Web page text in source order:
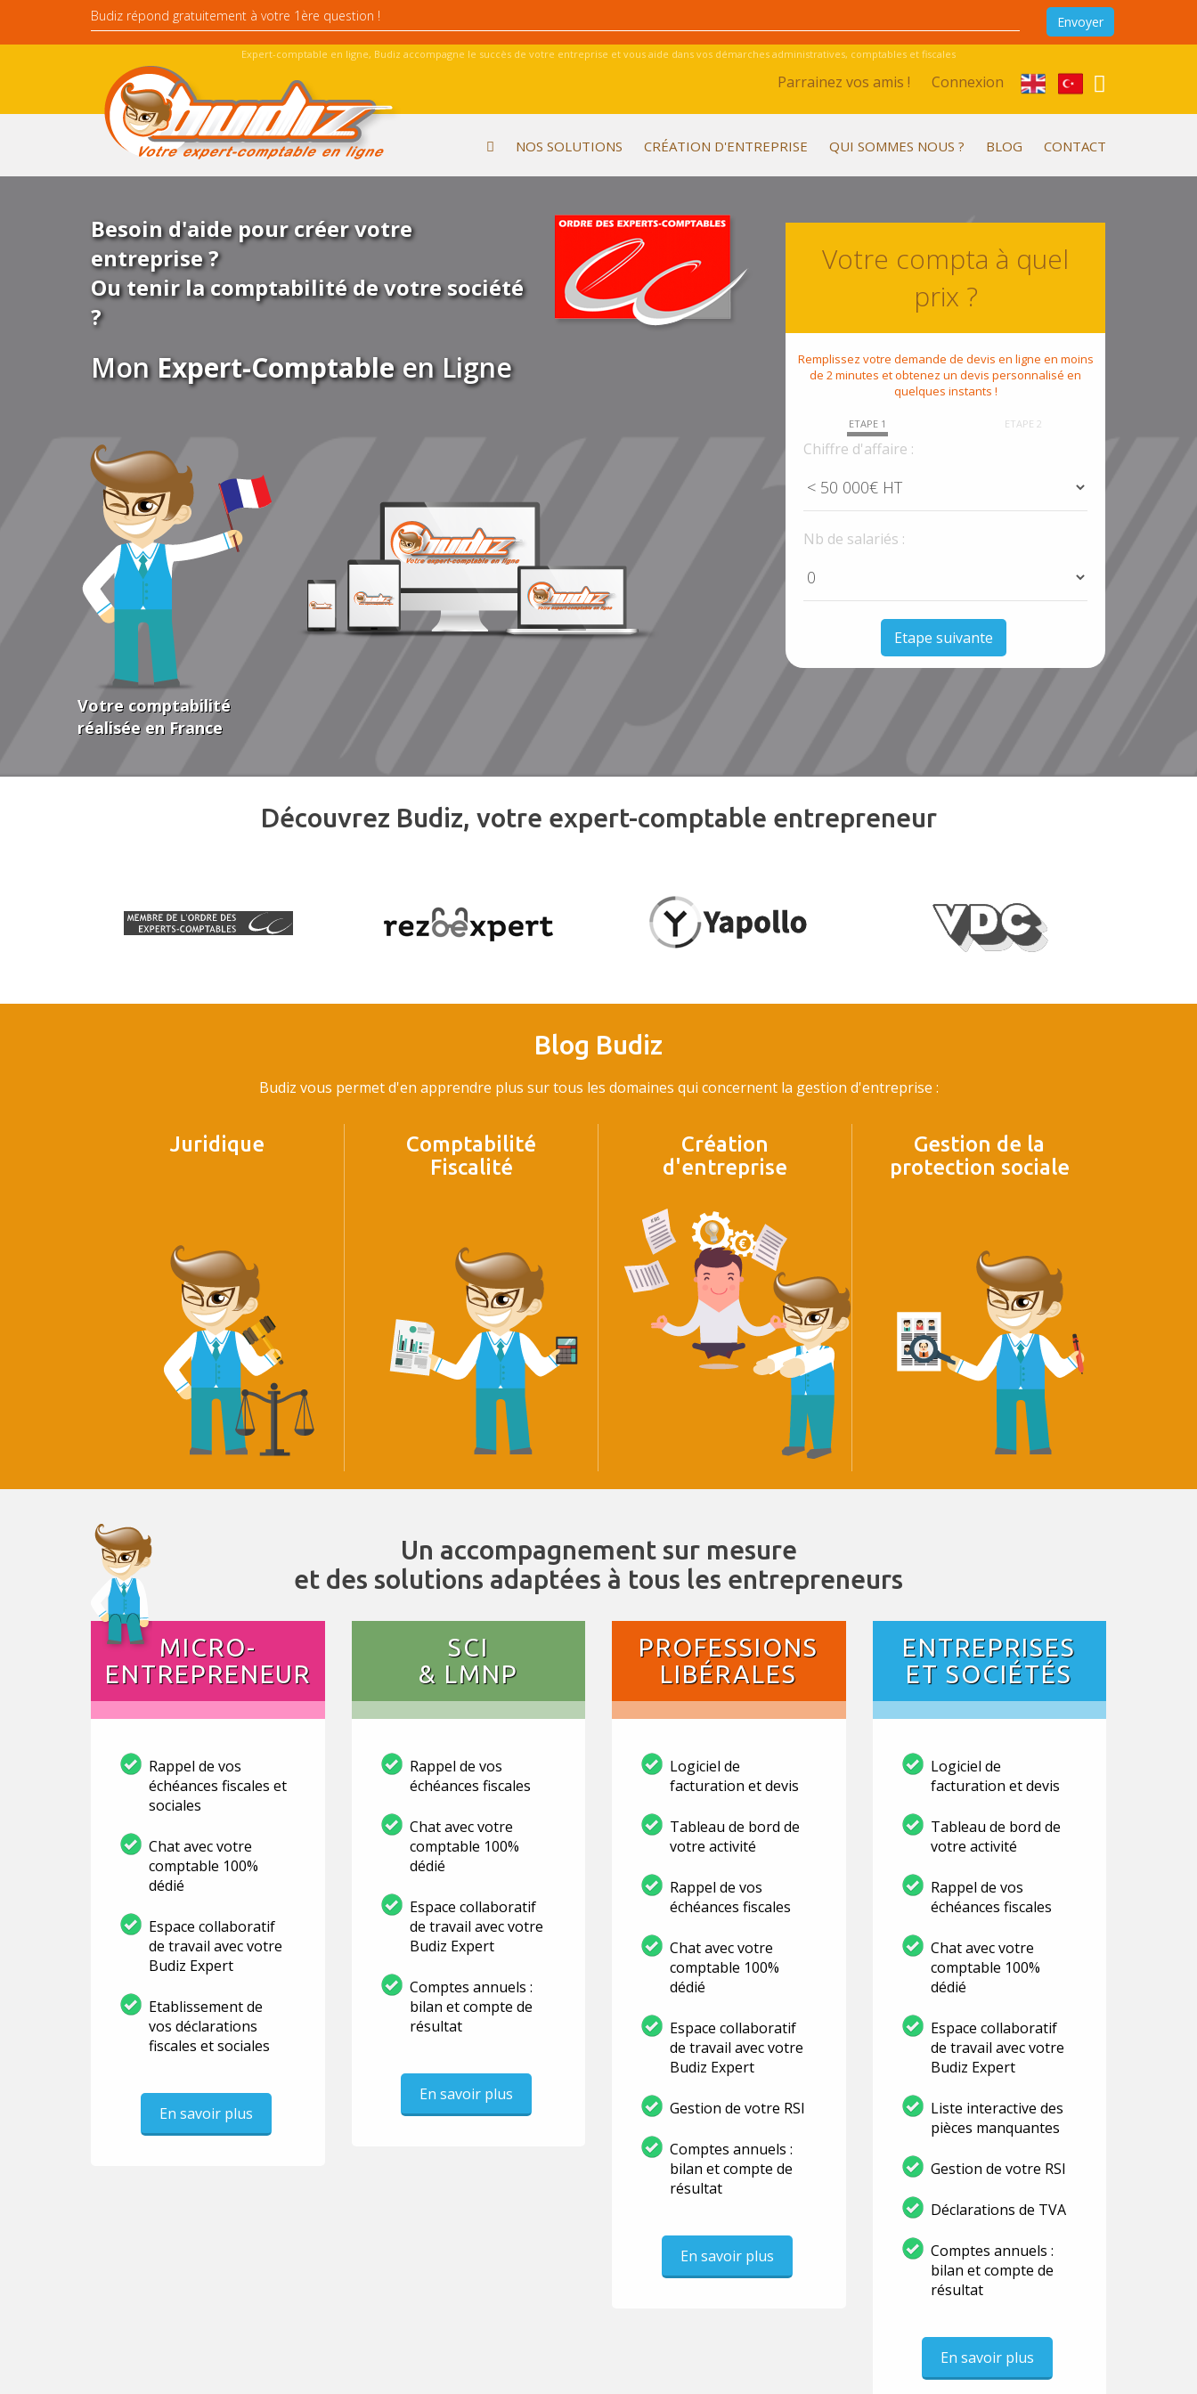
Expert-comptable en ligne, Budiz accompagne le succès de votre entreprise et vous aide dans vos démarches administratives, comptables et fiscales
Parrainez vos amis ! Connexion
NOS SOLUTIONS CRÉATION D'ENTREPRISE QUI SOMMES NOUS ? BLOG CONTACT
Besoin d'aide pour créer votre
entreprise ?
Ou tenir la comptabilité de votre société
?
Mon Expert-Comptableen Ligne
Votre comptabilité
réalisée en France
Votre compta à quel
prix ?
Remplissez votre demande de devis en ligne en moins
de 2 minutes et obtenez un devis personnalisé en
quelques instants !
ETAPE 1 ETAPE 2
Chiffre d'affaire :
Nb de salariés :
Etape suivante
Découvrez Budiz, votre expert-comptable entrepreneur
Blog Budiz
Budiz vous permet d'en apprendre plus sur tous les domaines qui concernent la gestion d'entreprise :
Juridique
Comptabilité
Fiscalité
Création
d'entreprise
Gestion de la
protection sociale
Un accompagnement sur mesure
et des solutions adaptées à tous les entrepreneurs
MICRO-
ENTREPRENEUR
Rappel de vos
échéances fiscales et
sociales
Chat avec votre
comptable 100%
dédié
Espace collaboratif
de travail avec votre
Budiz Expert
Etablissement de
vos déclarations
fiscales et sociales
En savoir plus
SCI
& LMNP
Rappel de vos
échéances fiscales
Chat avec votre
comptable 100%
dédié
Espace collaboratif
de travail avec votre
Budiz Expert
Comptes annuels :
bilan et compte de
résultat
En savoir plus
PROFESSIONS
LIBÉRALES
Logiciel de
facturation et devis
Tableau de bord de
votre activité
Rappel de vos
échéances fiscales
Chat avec votre
comptable 100%
dédié
Espace collaboratif
de travail avec votre
Budiz Expert
Gestion de votre RSI
Comptes annuels :
bilan et compte de
résultat
En savoir plus
ENTREPRISES
ET SOCIÉTÉS
Logiciel de
facturation et devis
Tableau de bord de
votre activité
Rappel de vos
échéances fiscales
Chat avec votre
comptable 100%
dédié
Espace collaboratif
de travail avec votre
Budiz Expert
Liste interactive des
pièces manquantes
Gestion de votre RSI
Déclarations de TVA
Comptes annuels :
bilan et compte de
résultat
En savoir plus